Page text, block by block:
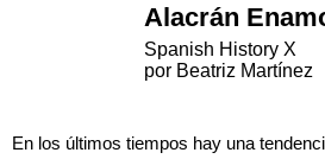
Alacrán
Spanish History X
por Beatriz Martínez
En los últimos tiempos hay una